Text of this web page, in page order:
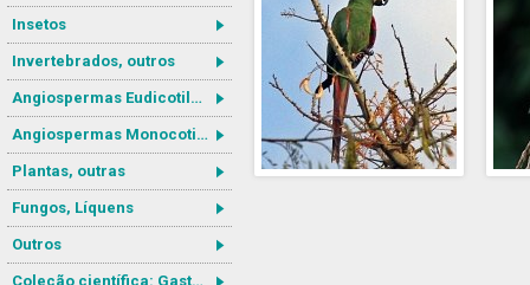
Insetos
Invertebrados, outros
Angiospermas Eudicotiledôneas
Angiospermas Monocotiledôneas
Plantas, outras
Fungos, Líquens
Outros
Coleção científica: Gastrotricha